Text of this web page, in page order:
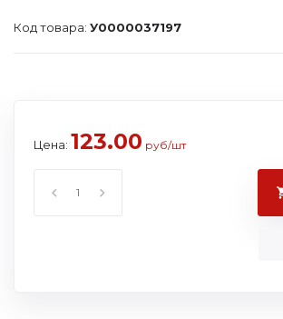
Код товара: У0000037197
Цена: 123.00 руб/шт